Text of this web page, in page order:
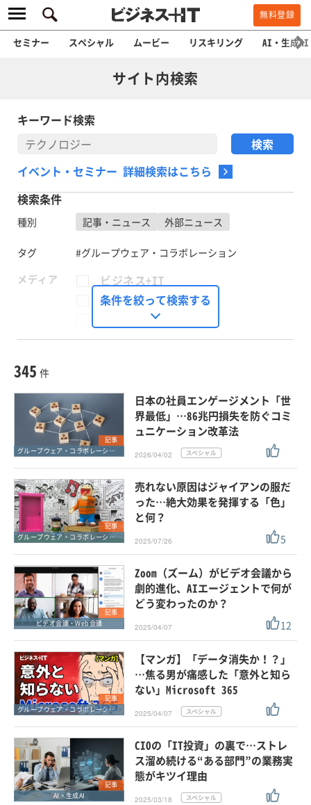
無料登録
セミナー スペシャル ムービー リスキリング AI・生成AI
サイト内検索
キーワード検索
イベント・セミナー 詳細検索はこちら
検索条件
種別 記事・ニュース 外部ニュース
タグ
#グループウェア・コラボレーション
メディア
ビジネス+IT
FinTech Journal
Seizo Trend
外部ニュース
スペシャルに限定する
タグ ×
× グループウェア・コラボレーション
条件を絞って検索する
345 件
記事
グループウェア・コラボレーション
日本の社員エンゲージメント「世
界最低」…86兆円損失を防ぐコミ
ュニケーション改革法
2026/04/02
記事
グループウェア・コラボレーション
売れない原因はジャイアンの服だ
った…絶大効果を発揮する「色」
と何？
2025/07/26 5
記事
ビデオ会議・Web会議
Zoom（ズーム）がビデオ会議から
劇的進化、AIエージェントで何が
どう変わったのか？
2025/04/07 12
記事
グループウェア・コラボレーション
【マンガ】「データ消失か！？」
…焦る男が痛感した「意外と知ら
ない」Microsoft 365
2025/04/07
記事
AI・生成AI
CIOの「IT投資」の裏で…ストレ
ス溜め続ける“ある部門”の業務実
態がキツイ理由
2025/03/18